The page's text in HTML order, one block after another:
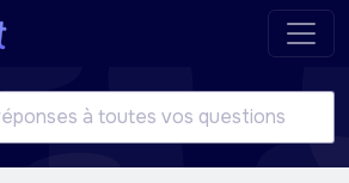
à toutes vos questions